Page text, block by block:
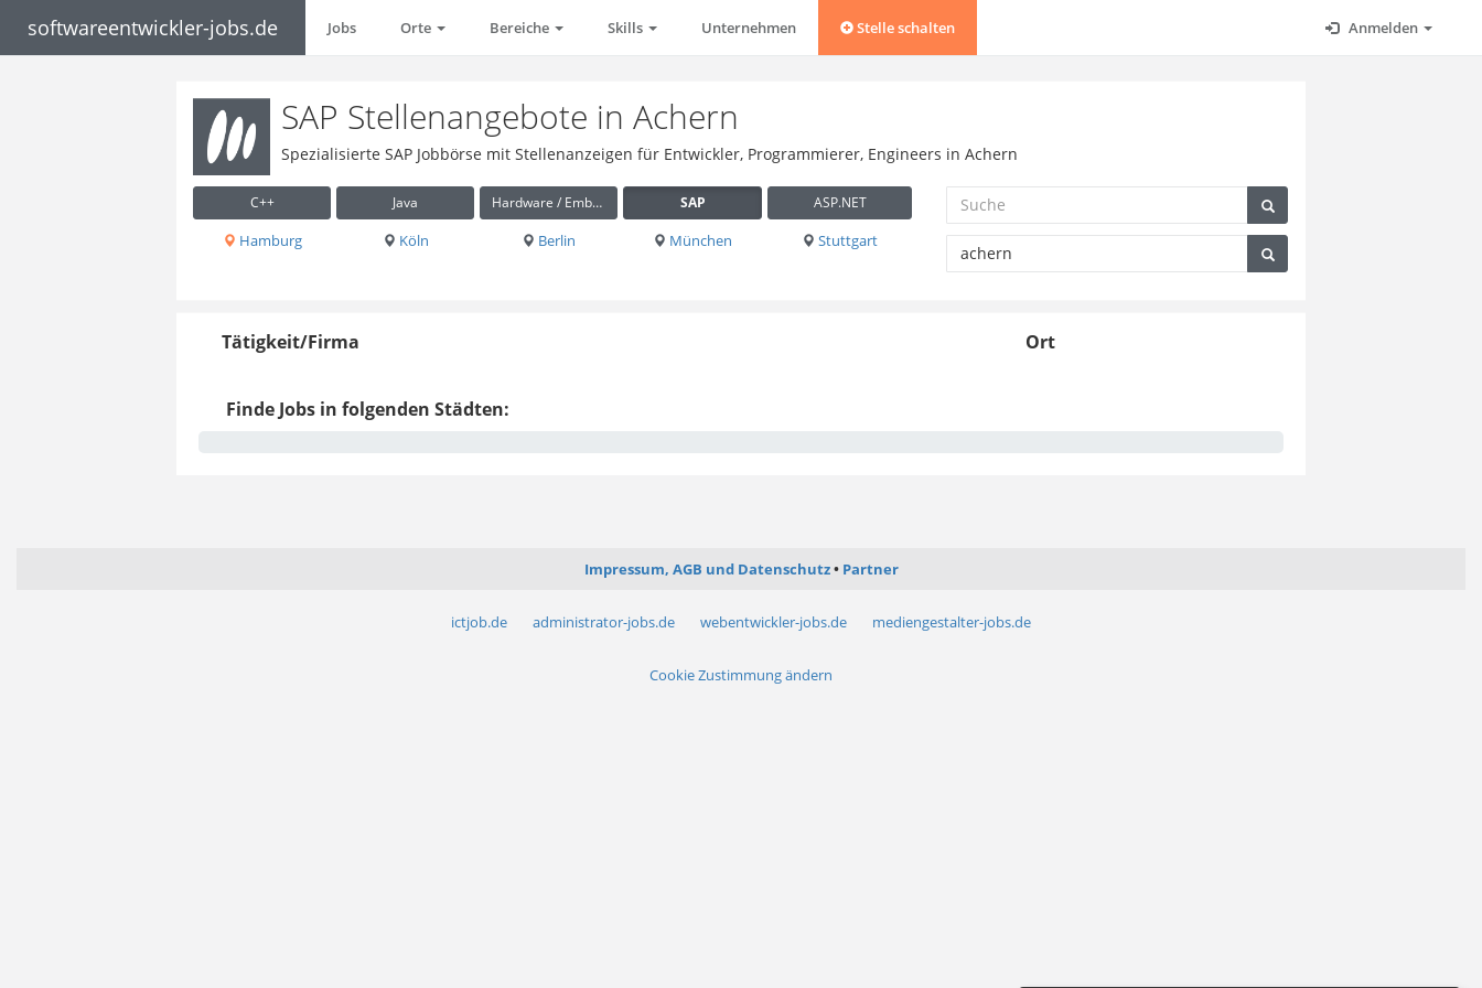
softwareentwickler-jobs.de Jobs Orte Bereiche Skills Unternehmen Stelle schalten Anmelden
SAP Stellenangebote in Achern
Spezialisierte SAP Jobbörse mit Stellenanzeigen für Entwickler, Programmierer, Engineers in Achern
C++ Java Hardware / Embedded SAP ASP.NET
Hamburg Köln Berlin München Stuttgart
Tätigkeit/Firma Ort
Finde Jobs in folgenden Städten:
Impressum, AGB und Datenschutz Partner
ictjob.de administrator-jobs.de webentwickler-jobs.de mediengestalter-jobs.de
Cookie Zustimmung ändern